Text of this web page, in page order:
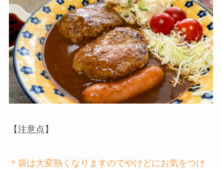
【注意点】
＊袋は大変熱くなりますのでやけどにお気をつけ